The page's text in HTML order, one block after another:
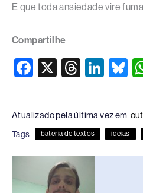
E que toda ansiedade vire
Compartilhe
F
e
b
o
o
X
T
a
d
s
Li
e
dI
n
y
Atualizado pela última vez em
Tags bateria de textos ideias